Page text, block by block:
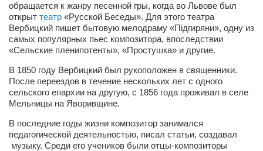
«Винегрет» — демократичный ресторан
«ЧАЙ — КАВА» магазин — кафе
Магазины
«CYCLE GARAGE» — магазин велосипедов
«Книголюб» — супермаркет
Багетный двор
МАГАЗИН СТИХОВ НА ЗАКАЗ
«Павел» — магазин мужской одежды
обращается к жанру песенной гры, когда во Львове был
открыт театр «Русской Беседы». Для этого театра
Вербицкий пишет бытовую мелодраму «Підгиряни», одну из
самых популярных пьес композитора, впоследствии
«Сельские пленипотенты», «Простушка» и другие.
В 1850 году Вербицкий был рукоположен в священники.
После переездов в течение нескольких лет с одного
сельского епархии на другую, с 1856 года проживал в селе
Мельницы на Яворивщине.
В последние годы жизни композитор занимался
педагогической деятельностью, писал статьи, создавал
музыку. Среди его учеников были отцы-композиторы